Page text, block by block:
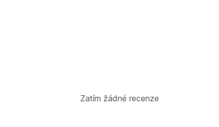
Zatím žádné recenze